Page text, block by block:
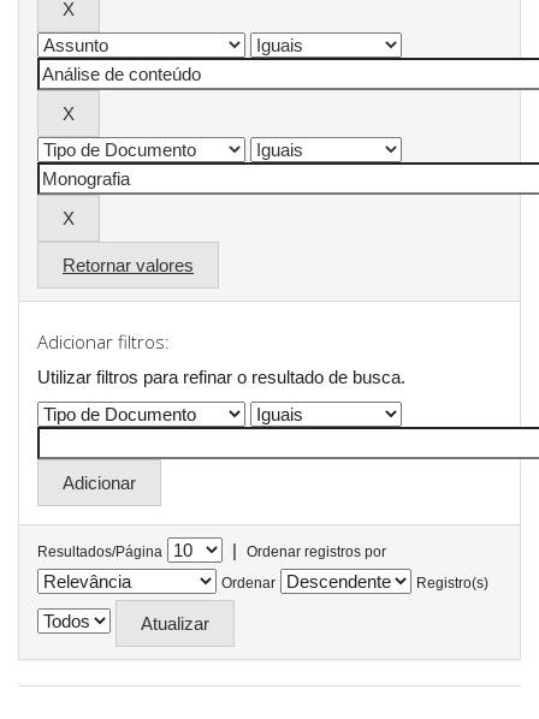
Retornar valores
Adicionar filtros:
Utilizar filtros para refinar o resultado de busca.
Resultados/Página |
Ordenar registros por
Ordenar
Registro(s)